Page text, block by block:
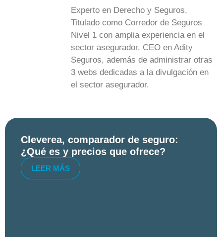
Experto en Derecho y Seguros.
Titulado como Corredor de Seguros
Nivel 1 con amplia experiencia en el
sector asegurador. CEO en Adity
Seguros, además de administrar otras
3 webs dedicadas a la divulgación en
el sector asegurador.
Cleverea, comparador de seguro:
¿Qué es y precios que ofrece?
LEER MÁS